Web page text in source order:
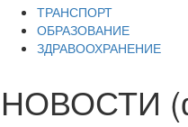
ТРАНСПОРТ
ОБРАЗОВАНИЕ
ЗДРАВООХРАНЕНИЕ
НОВОСТИ